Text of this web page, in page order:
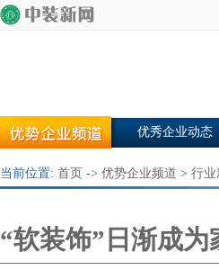
优秀企业动态
当前位置: 首页 -> 优势企业频道 > 行业
“软装饰”日渐成